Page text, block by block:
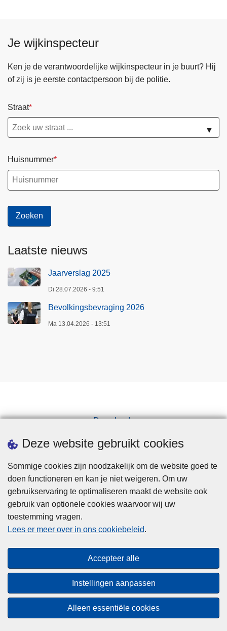
Deze website gebruikt cookies
Sommige cookies zijn noodzakelijk om de website goed te
doen functioneren en kan je niet weigeren. Om uw
gebruikservaring te optimaliseren maakt de website ook
gebruik van optionele cookies waarvoor wij uw
toestemming vragen.
Lees er meer over in ons cookiebeleid.
Accepteer alle
Instellingen aanpassen
Alleen essentiële cookies
Je wijkinspecteur
Ken je de verantwoordelijke wijkinspecteur in je buurt? Hij
of zij is je eerste contactpersoon bij de politie.
Straat
▼
Huisnummer
Laatste nieuws
Jaarverslag 2025
Di 28.07.2026 - 9:51
Bevolkingsbevraging 2026
Ma 13.04.2026 - 13:51
Downloads
Privacy
Cookies
Toegankelijkheid
© 2026 Politie.be